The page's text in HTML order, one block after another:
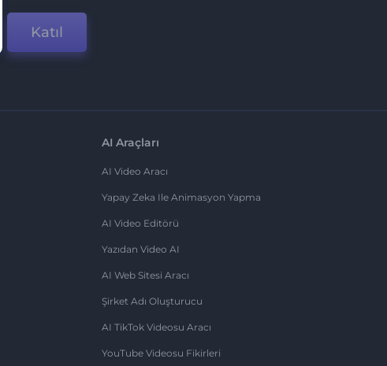
Katıl
AI Araçları
AI Video Aracı
Yapay Zeka Ile Animasyon Yapma
AI Video Editörü
Yazıdan Video AI
AI Web Sitesi Aracı
Şirket Adı Oluşturucu
AI TikTok Videosu Aracı
YouTube Videosu Fikirleri